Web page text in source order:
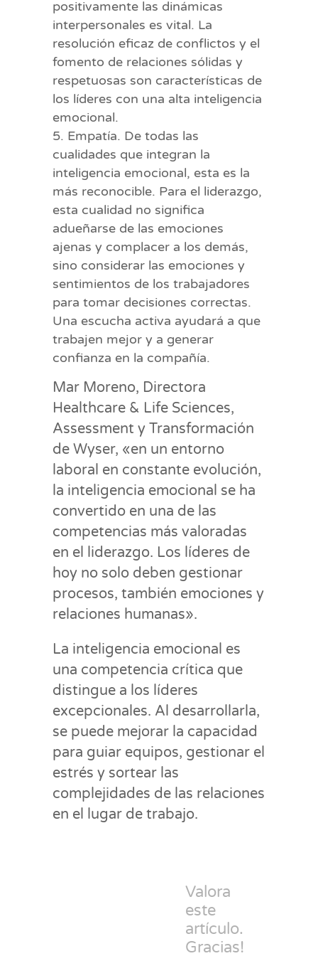
positivamente las dinámicas
interpersonales es vital. La
resolución eficaz de conflictos y el
fomento de relaciones sólidas y
respetuosas son características de
los líderes con una alta inteligencia
emocional.
Empatía. De todas las
cualidades que integran la
inteligencia emocional, esta es la
más reconocible. Para el liderazgo,
esta cualidad no significa
adueñarse de las emociones
ajenas y complacer a los demás,
sino considerar las emociones y
sentimientos de los trabajadores
para tomar decisiones correctas.
Una escucha activa ayudará a que
trabajen mejor y a generar
confianza en la compañía.
Mar Moreno, Directora
Healthcare & Life Sciences,
Assessment y Transformación
de Wyser, «en un entorno
laboral en constante evolución,
la inteligencia emocional se ha
convertido en una de las
competencias más valoradas
en el liderazgo. Los líderes de
hoy no solo deben gestionar
procesos, también emociones y
relaciones humanas».
La inteligencia emocional es
una competencia crítica que
distingue a los líderes
excepcionales. Al desarrollarla,
se puede mejorar la capacidad
para guiar equipos, gestionar el
estrés y sortear las
complejidades de las relaciones
en el lugar de trabajo.
Valora
este
artículo.
Gracias!